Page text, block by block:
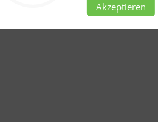
Akzeptieren